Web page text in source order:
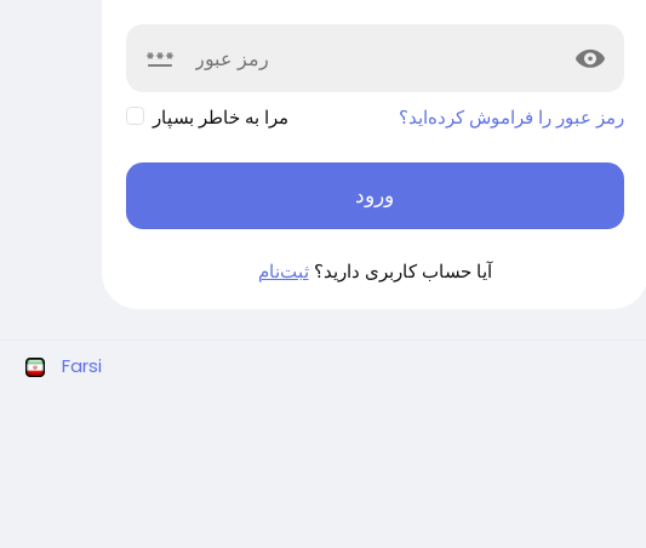
مرا به خاطر بسپار رمز عبور را فراموش کرده‌اید؟
ورود
آیا حساب کاربری دارید؟ثبت‌نام
Farsi